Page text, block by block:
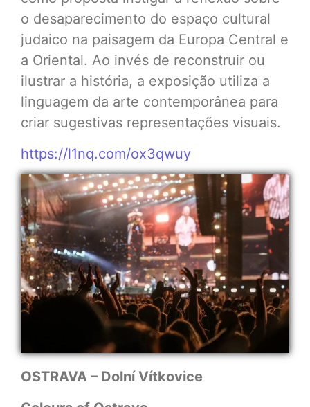
o desaparecimento do espaço cultural
judaico na paisagem da Europa Central e
a Oriental. Ao invés de reconstruir ou
ilustrar a história, a exposição utiliza a
linguagem da arte contemporânea para
criar sugestivas representações visuais.
https://l1nq.com/ox3qwuy
OSTRAVA – Dolní Vítkovice